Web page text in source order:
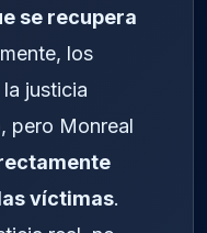
se recupera
los
justicia
pero Monreal
víctimas.